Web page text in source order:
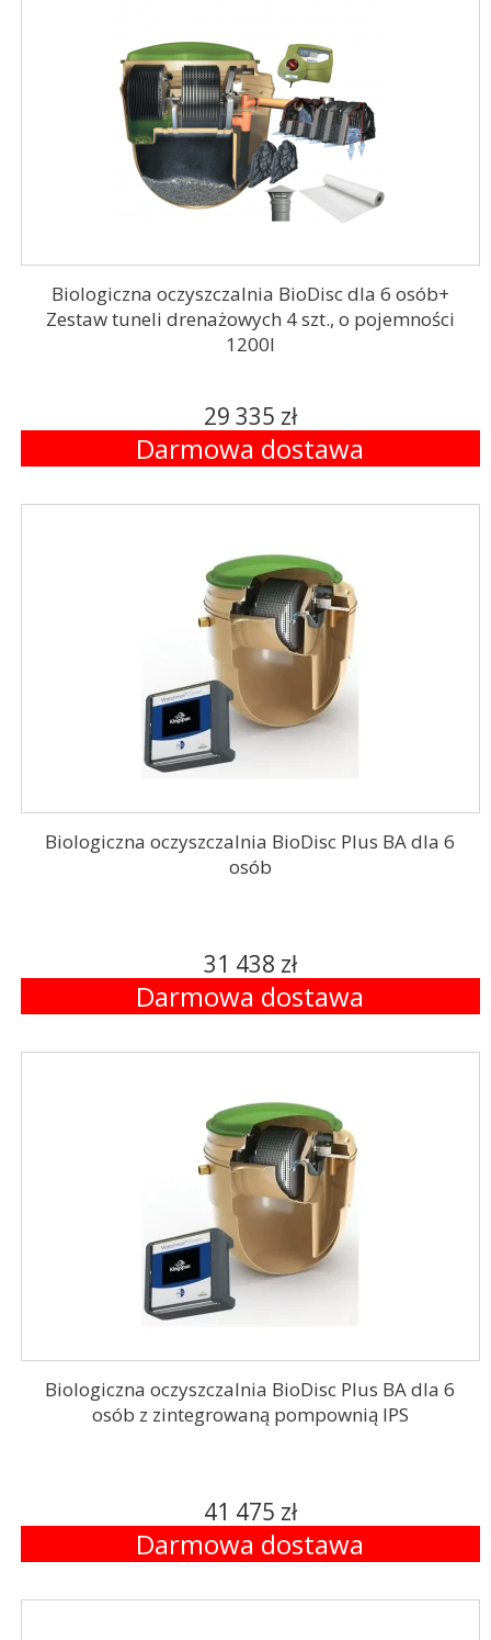
Biologiczna oczyszczalnia BioDisc dla 6 osób+
Zestaw tuneli drenażowych 4 szt., o pojemności
1200l
29 335 zł
Darmowa dostawa
Biologiczna oczyszczalnia BioDisc Plus BA dla 6
osób
31 438 zł
Darmowa dostawa
Biologiczna oczyszczalnia BioDisc Plus BA dla 6
osób z zintegrowaną pompownią IPS
41 475 zł
Darmowa dostawa